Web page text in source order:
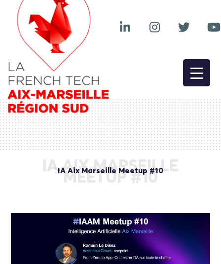
IA AIX MARSEILLE
MEETUP #10
IA Aix Marseille Meetup #10